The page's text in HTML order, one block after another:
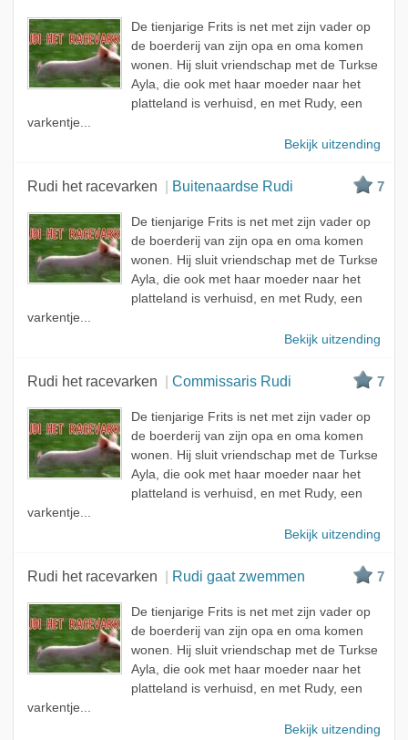
De tienjarige Frits is net met zijn vader op
de boerderij van zijn opa en oma komen
wonen. Hij sluit vriendschap met de Turkse
Ayla, die ook met haar moeder naar het
platteland is verhuisd, en met Rudy, een
varkentje...
Bekijk uitzending
Rudi het racevarken Buitenaardse Rudi 7
De tienjarige Frits is net met zijn vader op
de boerderij van zijn opa en oma komen
wonen. Hij sluit vriendschap met de Turkse
Ayla, die ook met haar moeder naar het
platteland is verhuisd, en met Rudy, een
varkentje...
Bekijk uitzending
Rudi het racevarken Commissaris Rudi 7
De tienjarige Frits is net met zijn vader op
de boerderij van zijn opa en oma komen
wonen. Hij sluit vriendschap met de Turkse
Ayla, die ook met haar moeder naar het
platteland is verhuisd, en met Rudy, een
varkentje...
Bekijk uitzending
Rudi het racevarken Rudi gaat zwemmen 7
De tienjarige Frits is net met zijn vader op
de boerderij van zijn opa en oma komen
wonen. Hij sluit vriendschap met de Turkse
Ayla, die ook met haar moeder naar het
platteland is verhuisd, en met Rudy, een
varkentje...
Bekijk uitzending